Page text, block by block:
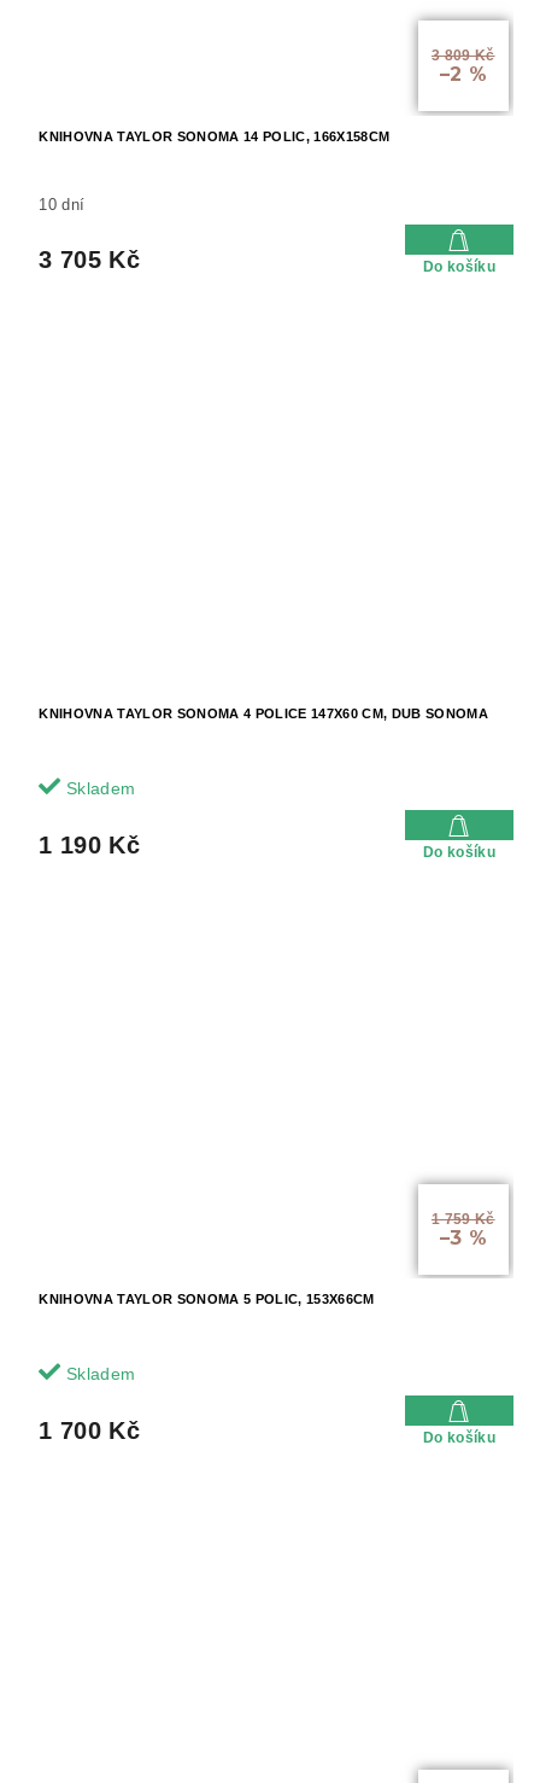
3 809 Kč
–2 %
KNIHOVNA TAYLOR SONOMA 14 POLIC, 166X158CM
10 dní
3 705 Kč Do košíku
KNIHOVNA TAYLOR SONOMA 4 POLICE 147X60 CM, DUB SONOMA
Skladem
1 190 Kč Do košíku
1 759 Kč
–3 %
KNIHOVNA TAYLOR SONOMA 5 POLIC, 153X66CM
Skladem
1 700 Kč Do košíku